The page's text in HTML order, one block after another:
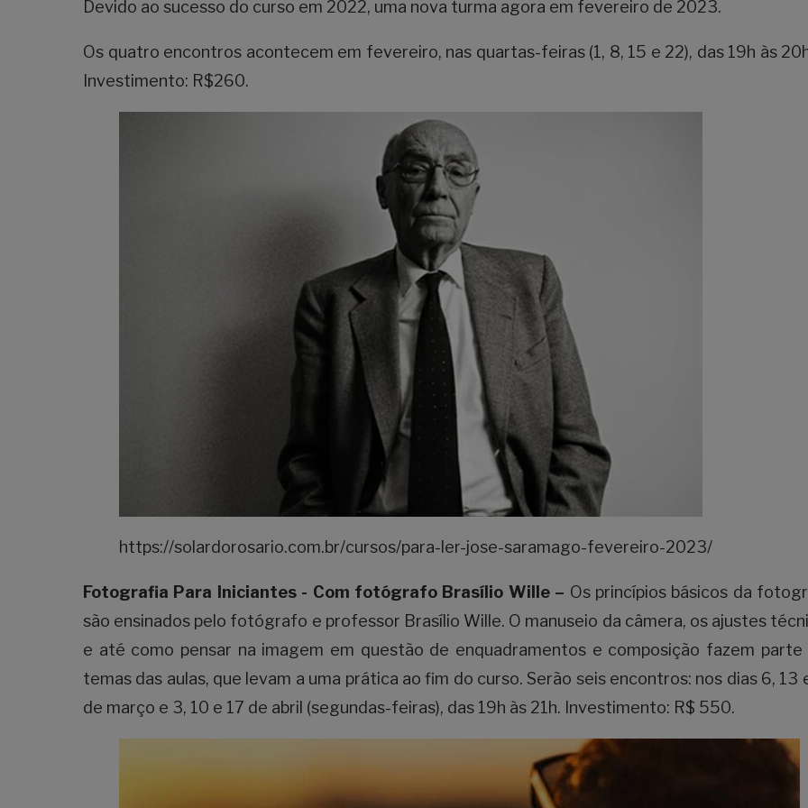
Devido ao sucesso do curso em 2022, uma nova turma agora em fevereiro de 2023.
Os quatro encontros acontecem em fevereiro, nas quartas-feiras (1, 8, 15 e 22), das 19h às
Investimento: R$260.
https://solardorosario.com.br/cursos/para-ler-jose-saramago-fevereiro-2023/
Fotografia Para Iniciantes - Com fotógrafo Brasílio Wille – Os princípios básicos da
são ensinados pelo fotógrafo e professor Brasílio Wille. O manuseio da câmera, os ajustes
e até como pensar na imagem em questão de enquadramentos e composição fazem parte
temas das aulas, que levam a uma prática ao fim do curso. Serão seis encontros: nos dias 6, 13
de março e 3, 10 e 17 de abril (segundas-feiras), das 19h às 21h. Investimento: R$ 550.